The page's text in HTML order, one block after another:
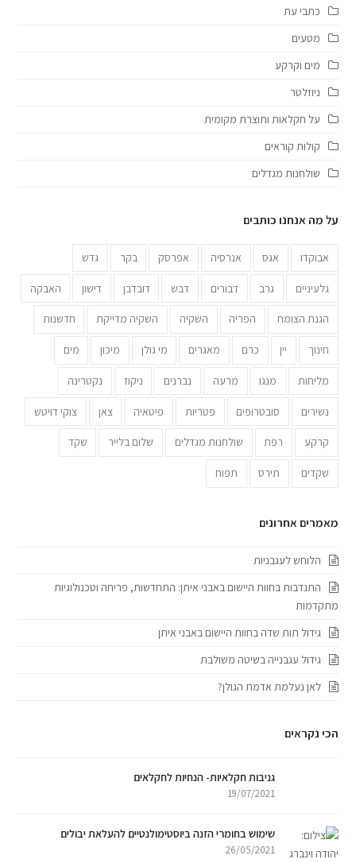
כתבי עת
מטעים
מים וקרקע
ניוזלטר
על חקלאות ותוצרת מקומית
קולות קוראים
שולחנות מגדלים
על מה אנחנו כותבים
אבוקדו אגס אנרסיה אפרסק בקר גדש
גלעיניים גרב דבורים דבש דובדבן דישון האבקה
הגנת הצומח הפריה השקיה השקיה מדייקת חדשנות
חינוך יין כרם מאגרים מי גולן מיכון מים
מליחות מנגו מרעה נברנים ניקוז נקטרינה
נשירים סובטרופים פטריות פיטאיה צאן צוקי דויטש
קרקע רפת שולחנות מגדלים שלום בלייר שקד
שקדים תירס תפוח
מאמרים אחרונים
הלוחש לעגבניות
התנדבות בחוות היישום באבני איתן: התחדשות, פריחה וטכנולוגיות
מתקדמות
גידול תות שדה בחוות היישום באבני איתן
גידול עגבנייה בשיטה משולבת
לאן נעלמת אדמת הגולן?
הכי נקראים
גניבות חקלאיות- הנחיות לחקלאים
19/07/2021
שימוש בחומרי הזנה ביוסטימולנטיים להעלאת יבולים
26/05/2021